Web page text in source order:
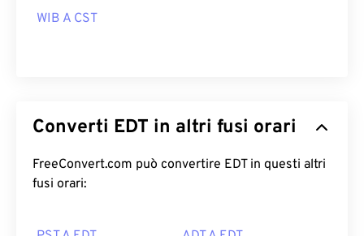
WIB A CST
Converti EDT in altri fusi orari
FreeConvert.com può convertire EDT in questi altri
fusi orari: